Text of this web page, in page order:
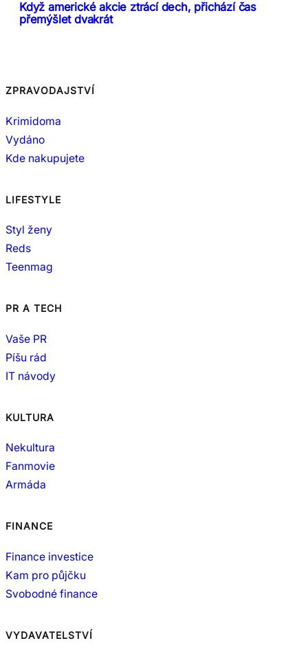
Když americké akcie ztrácí dech, přichází čas
přemýšlet dvakrát
ZPRAVODAJSTVÍ
Krimidoma
Vydáno
Kde nakupujete
LIFESTYLE
Styl ženy
Reds
Teenmag
PR A TECH
Vaše PR
Píšu rád
IT návody
KULTURA
Nekultura
Fanmovie
Armáda
FINANCE
Finance investice
Kam pro půjčku
Svobodné finance
VYDAVATELSTVÍ